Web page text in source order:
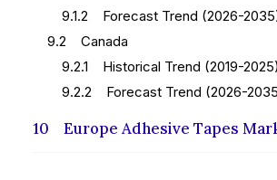
9.1.2 Forecast Trend (2026-
9.2 Canada
9.2.1 Historical Trend (2019-2025)
9.2.2 Forecast Trend (2026-
10 Europe Adhesive Tapes